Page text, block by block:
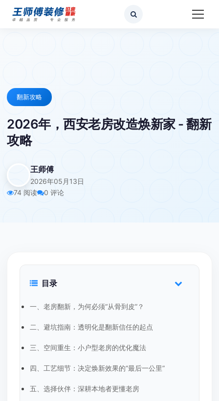
翻新攻略
2026年，西安老房改造焕新家 - 翻新
攻略
王师傅
2026年05月13日
74 阅读
0 评论
目录
一、老房翻新，为何必须“从骨到皮”？
二、避坑指南：透明化是翻新信任的起点
三、空间重生：小户型老房的优化魔法
四、工艺细节：决定焕新效果的“最后一公里”
五、选择伙伴：深耕本地者更懂老房